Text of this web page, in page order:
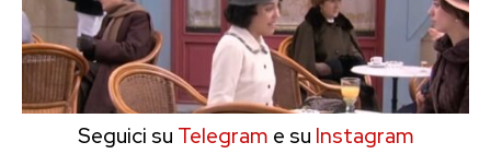
Seguici su Telegram e su Instagram